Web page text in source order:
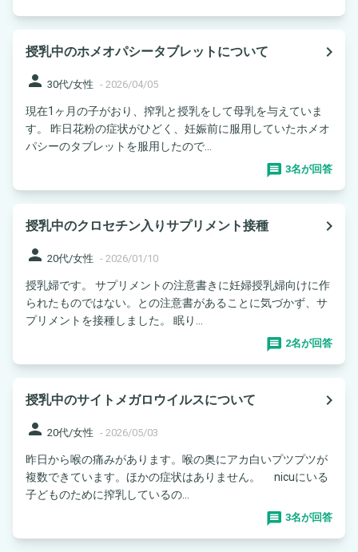
授乳中のホメオパシータブレットについて
navigate_next
person 30代/女性 - 2026/04/05
現在1ヶ月の子がおり、搾乳と授乳をして母乳を与えていま
す。 昨日花粉の症状がひどく、妊娠前に服用していたホメオ
パシーのタブレットを服用したので...
3名が回答
授乳中のクロセチン入りサプリメント接種
navigate_next
person 20代/女性 - 2026/01/10
授乳婦です。 サプリメントの注意書きに妊婦授乳婦向けに作
られたものではない。との注意書があることに気づかず、サ
プリメントを接種しました。 眠り...
2名が回答
授乳中のサイトメガロウイルスについて
navigate_next
person 20代/女性 - 2026/05/03
昨日から喉の痛みがあります。喉の奥にアカ白いプツプツが
複数できています。ほかの症状はありません。 nicuにいる
子どものために搾乳しているの...
3名が回答